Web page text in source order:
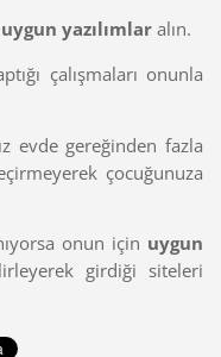
uygun yazılımlaralın.
çalışmaları onunla
evde gereğinden fazla
çocuğunuza
onun için uygun
girdiği siteleri